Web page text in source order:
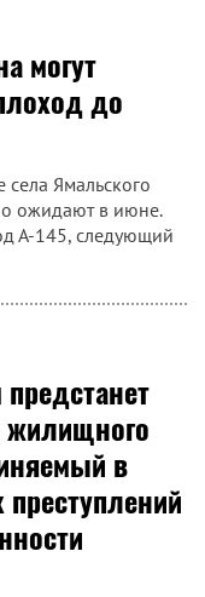
могут
до
Ямальского
ожидают в июне.
А-145, следующий
жилищного
в